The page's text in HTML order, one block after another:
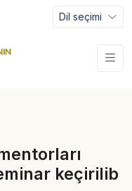
Dil seçimi
keçirilib